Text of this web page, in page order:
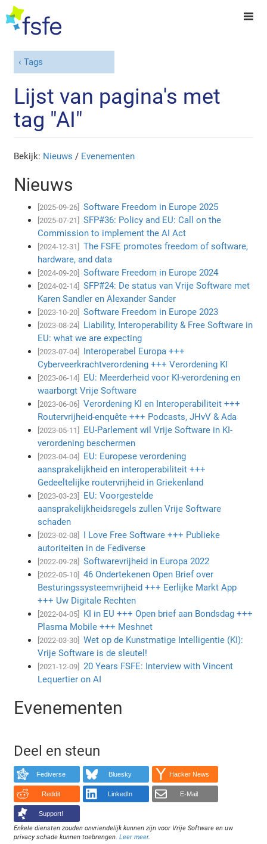
Tags
Lijst van pagina's met
tag "AI"
Bekijk: Nieuws / Evenementen
Nieuws
[2025-09-26] Software Freedom in Europe 2025
[2025-07-21]
SFP#36: Policy and EU: Call on the
Commission to implement the AI Act
[2024-12-31]
The FSFE promotes freedom of software,
hardware, and data
[2024-09-20] Software Freedom in Europe 2024
[2024-02-14]
SFP#24: De status van Vrije Software met
Karen Sandler en Alexander Sander
[2023-10-20] Software Freedom in Europe 2023
[2023-08-24]
Liability, Interoperability & Free Software in
EU: what we are expecting
[2023-07-04]
Interoperabel Europa +++
Cyberveerkrachtverordening +++ Verordening KI
[2023-06-14]
EU: Meerderheid voor KI-verordening en
waarborgt Vrije Software
[2023-06-06]
Verordening KI en Interoperabiliteit +++
Routervrijheid-enquête +++ Podcasts, JHvV & Ada
[2023-05-11]
EU-Parlement wil Vrije Software in KI-
verordening beschermen
[2023-04-04]
EU: Europese verordening
aansprakelijkheid en interoperabiliteit +++
Gedeeltelijke routervrijheid in Griekenland
[2023-03-23]
EU: Voorgestelde
aansprakelijkheidsregels zullen Vrije Software
schaden
[2023-02-08]
I Love Free Software +++ Publieke
autoriteiten in de Fediverse
[2022-09-28] Softwarevrijheid in Europa 2022
[2022-05-10]
46 Ondertekenen Open Brief over
Besturingssysteemvrijheid +++ Eerlijke Markt App
+++ Uw Digitale Rechten
[2022-04-05]
KI in EU +++ Open brief aan Bondsdag +++
Plasma Mobile +++ Meshnet
[2022-03-30]
Wet op de Kunstmatige Intelligentie (KI):
Vrije Software is de sleutel!
[2021-12-09]
20 Years FSFE: Interview with Vincent
Lequertier on AI
Evenementen
Deel en steun
Fediverse Bluesky Hacker News
Reddit LinkedIn E-Mail
Support!
Enkele diensten zouden onvriendelijk kunnen zijn voor Vrije Software en uw
privacy schade kunnen toebrengen.Leer meer.